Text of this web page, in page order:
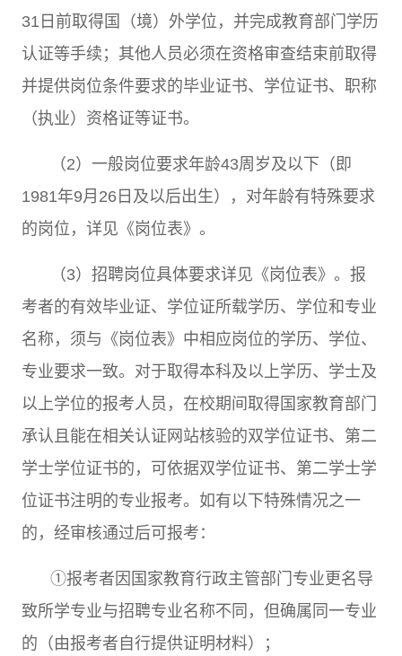
31 日前取得国（境）外学位，并完成教育部门学历
认证等手续；其他人员必须在资格审查结束前取得
并提供岗位条件要求的毕业证书、学位证书、职称
（执业）资格证等证书。
（2）一般岗位要求年龄43周岁及以下（即
1981年9月 26日及以后出生），对年龄有特殊要求
的岗位，详见《岗位表》。
（3）招聘岗位具体要求详见《岗位表》。报
考者的有效毕业证、学位证所载学历、学位和专业
名称，须与《岗位表》中相应岗位的学历、学位、
专业要求一致。对于取得本科及以上学历、学士及
以上学位的报考人员，在校期间取得国家教育部门
承认且能在相关认证网站核验的双学位证书、第二
学士学位证书的，可依据双学位证书、第二学士学
位证书注明的专业报考。如有以下特殊情况之一
的，经审核通过后可报考：
①报考者因国家教育行政主管部门专业更名导
致所学专业与招聘专业名称不同，但确属同一专业
的（由报考者自行提供证明材料）；